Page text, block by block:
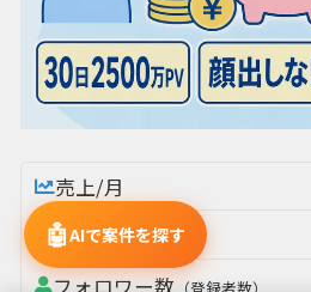
売上/月
利益/月
フォロワー数 （登録者数）
🤖AIで案件を探す